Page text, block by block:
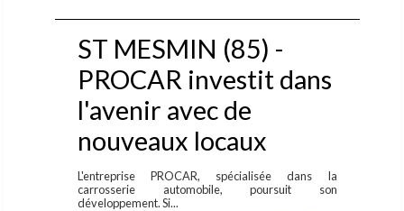
ST MESMIN (85) -
PROCAR investit dans
l'avenir avec de
nouveaux locaux
L'entreprise PROCAR, spécialisée dans la
carrosserie automobile, poursuit son
développement. Si...